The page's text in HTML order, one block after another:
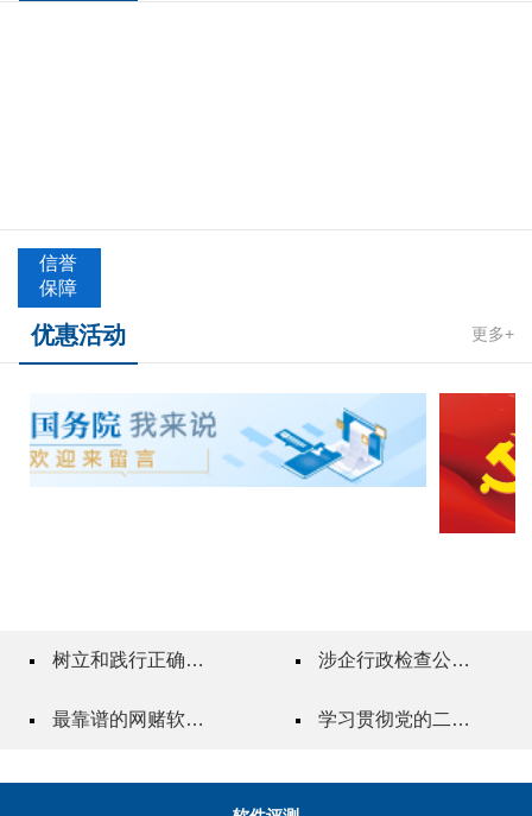
信誉
保障
优惠活动 更多+
树立和践行正确政绩观 涉企行政检查公示专栏
最靠谱的网赌软件"一站式"质量服务指导站 学习贯彻党的二十届三中全会精神